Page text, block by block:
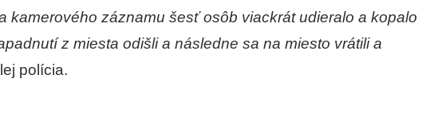
kamerového záznamu šesť osôb viackrát udieralo a kopalo
z miesta odišli a následne sa na miesto vrátili a
polícia.